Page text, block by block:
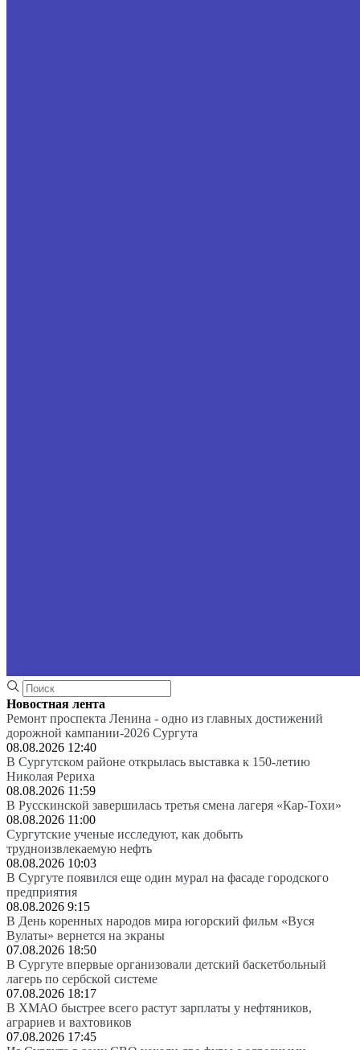
Новостная лента
Ремонт проспекта Ленина - одно из главных достижений
дорожной кампании-2026 Сургута
08.08.2026 12:40
В Сургутском районе открылась выставка к 150-летию
Николая Рериха
08.08.2026 11:59
В Русскинской завершилась третья смена лагеря «Кар-Тохи»
08.08.2026 11:00
Сургутские ученые исследуют, как добыть
трудноизвлекаемую нефть
08.08.2026 10:03
В Сургуте появился еще один мурал на фасаде городского
предприятия
08.08.2026 9:15
В День коренных народов мира югорский фильм «Вуся
Вулаты» вернется на экраны
07.08.2026 18:50
В Сургуте впервые организовали детский баскетбольный
лагерь по сербской системе
07.08.2026 18:17
В ХМАО быстрее всего растут зарплаты у нефтяников,
аграриев и вахтовиков
07.08.2026 17:45